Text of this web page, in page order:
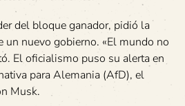
del bloque ganador, pidió la
un nuevo gobierno. «El mundo no
El oficialismo puso su alerta en
para Alemania (AfD), el
Musk.